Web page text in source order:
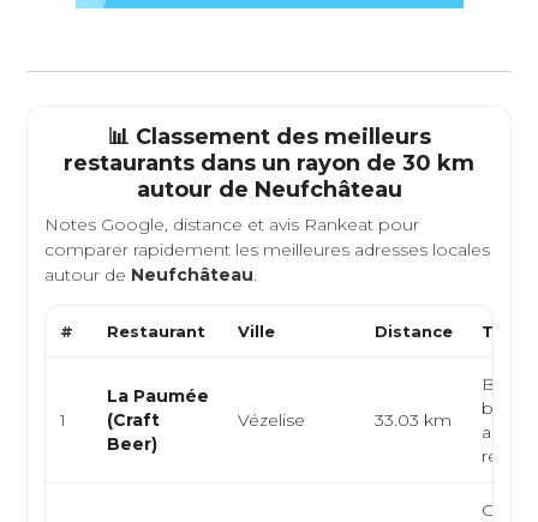
📊 Classement des meilleurs
restaurants dans un rayon de 30 km
autour de Neufchâteau
Notes Google, distance et avis Rankeat pour
comparer rapidement les meilleures adresses locales
autour de Neufchâteau.
# Restaurant Ville Distance Type
1
La Paumée
(Craft
Beer)
Vézelise 33.03 km
Bar à